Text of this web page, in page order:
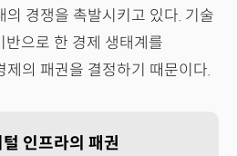
의 경쟁을 촉발시키고 있다. 기술
반으로 한 경제 생태계를
제의 패권을 결정하기 때문이다.
인프라의 패권